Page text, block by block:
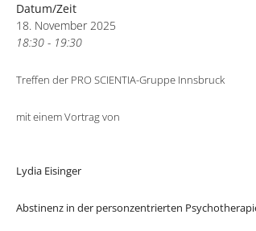
Datum/Zeit
18. November 2025
18:30 - 19:30
Treffen der PRO SCIENTIA-Gruppe Innsbruck
mit einem Vortrag von
Lydia Eisinger
Abstinenz in der personzentrierten